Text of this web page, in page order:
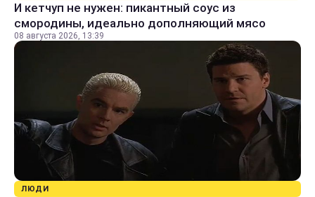
И кетчуп не нужен: пикантный соус из
смородины, идеально дополняющий мясо
08 августа 2026, 13:39
ЛЮДИ